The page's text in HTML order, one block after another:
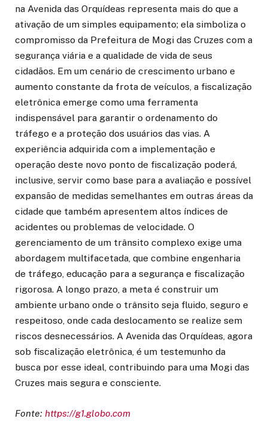
na Avenida das Orquídeas representa mais do que a
ativação de um simples equipamento; ela simboliza o
compromisso da Prefeitura de Mogi das Cruzes com a
segurança viária e a qualidade de vida de seus
cidadãos. Em um cenário de crescimento urbano e
aumento constante da frota de veículos, a fiscalização
eletrônica emerge como uma ferramenta
indispensável para garantir o ordenamento do
tráfego e a proteção dos usuários das vias. A
experiência adquirida com a implementação e
operação deste novo ponto de fiscalização poderá,
inclusive, servir como base para a avaliação e possível
expansão de medidas semelhantes em outras áreas da
cidade que também apresentem altos índices de
acidentes ou problemas de velocidade. O
gerenciamento de um trânsito complexo exige uma
abordagem multifacetada, que combine engenharia
de tráfego, educação para a segurança e fiscalização
rigorosa. A longo prazo, a meta é construir um
ambiente urbano onde o trânsito seja fluido, seguro e
respeitoso, onde cada deslocamento se realize sem
riscos desnecessários. A Avenida das Orquídeas, agora
sob fiscalização eletrônica, é um testemunho da
busca por esse ideal, contribuindo para uma Mogi das
Cruzes mais segura e consciente.
Fonte: https://g1.globo.com